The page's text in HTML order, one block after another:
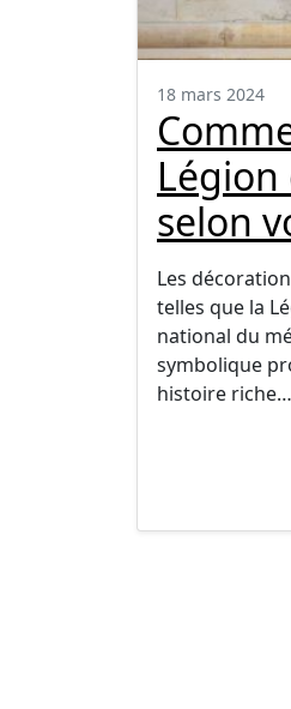
18 mars 2024
Légion
selon
Les
telles que la
national du
symbolique
histoire